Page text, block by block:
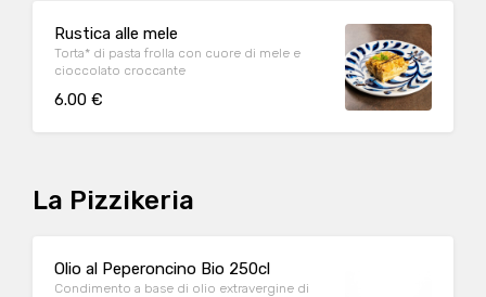
Rustica alle mele
Torta* di pasta frolla con cuore di mele e
cioccolato croccante
6.00 €
La Pizzikeria
Olio al Peperoncino Bio 250cl
Condimento a base di olio extravergine di